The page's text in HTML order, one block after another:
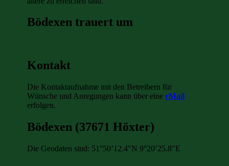
Bödexen trauert um
Kontakt
Die Kontaktaufnahme mit den Betreibern für
Wünsche und Anregungen kann über eine eMail
erfolgen.
Bödexen (37671 Höxter)
Die Geodaten sind: 51°50’12.4″N 9°20’25.8″E